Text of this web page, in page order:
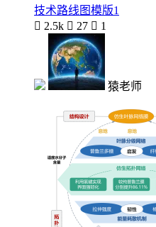
技术路线图模版1
 2.5k  27  1
猿老师